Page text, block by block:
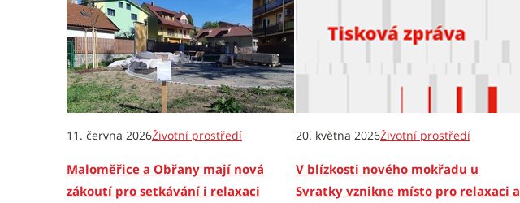
11. června 2026Životní prostředí
Maloměřice a Obřany mají nová
zákoutí pro setkávání i relaxaci
20. května 2026Životní prostředí
V blízkosti nového mokřadu u
Svratky vznikne místo pro relaxaci a